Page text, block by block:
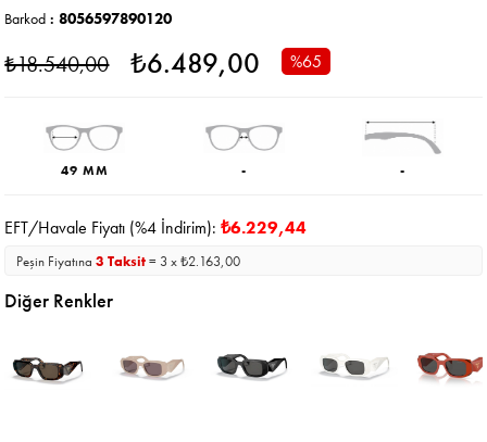
Barkod : 8056597890120
₺18.540,00 ₺6.489,00 %65
49 MM - -
EFT/Havale Fiyatı (%4 İndirim):₺6.229,44
Peşin Fiyatına3 Taksit= 3 x ₺2.163,00
Diğer Renkler